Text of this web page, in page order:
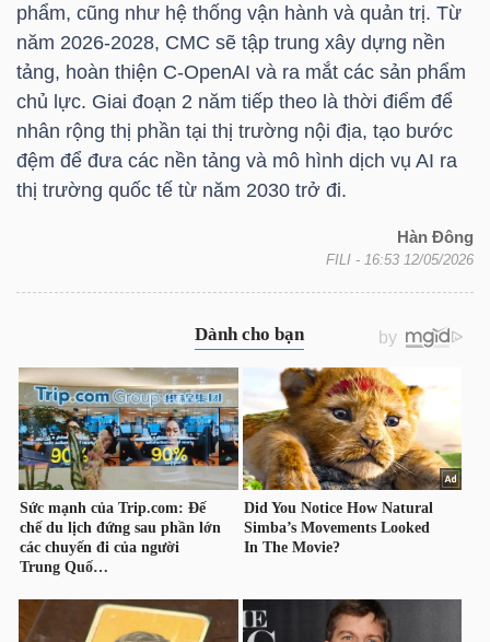
phẩm, cũng như hệ thống vận hành và quản trị. Từ
năm 2026-2028, CMC sẽ tập trung xây dựng nền
tảng, hoàn thiện C-OpenAI và ra mắt các sản phẩm
chủ lực. Giai đoạn 2 năm tiếp theo là thời điểm để
nhân rộng thị phần tại thị trường nội địa, tạo bước
đệm để đưa các nền tảng và mô hình dịch vụ AI ra
thị trường quốc tế từ năm 2030 trở đi.
Hàn Đông
FILI - 16:53 12/05/2026
DOANH
SINH
TRÁI
PHIẾU